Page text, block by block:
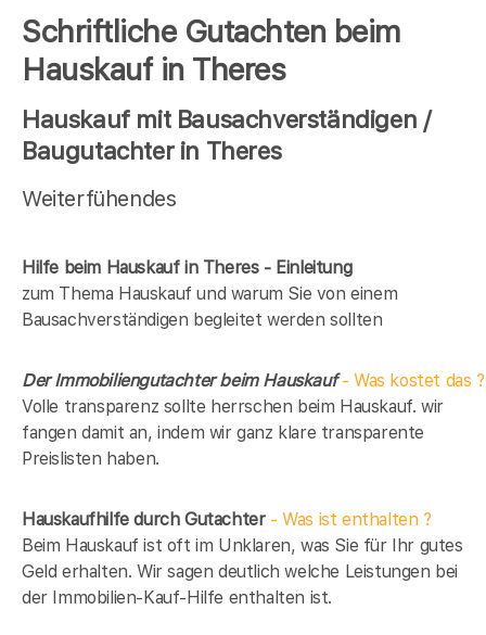
Schriftliche Gutachten beim
Hauskauf in Theres
Hauskauf mit Bausachverständigen /
Baugutachter in Theres
Weiterfühendes
Hilfe beim Hauskauf in Theres - Einleitung
zum Thema Hauskauf und warum Sie von einem
Bausachverständigen begleitet werden sollten
Der Immobiliengutachter beim Hauskauf- Was kostet das ?
Volle transparenz sollte herrschen beim Hauskauf. wir
fangen damit an, indem wir ganz klare transparente
Preislisten haben.
Hauskaufhilfe durch Gutachter- Was ist enthalten ?
Beim Hauskauf ist oft im Unklaren, was Sie für Ihr gutes
Geld erhalten. Wir sagen deutlich welche Leistungen bei
der Immobilien-Kauf-Hilfe enthalten ist.